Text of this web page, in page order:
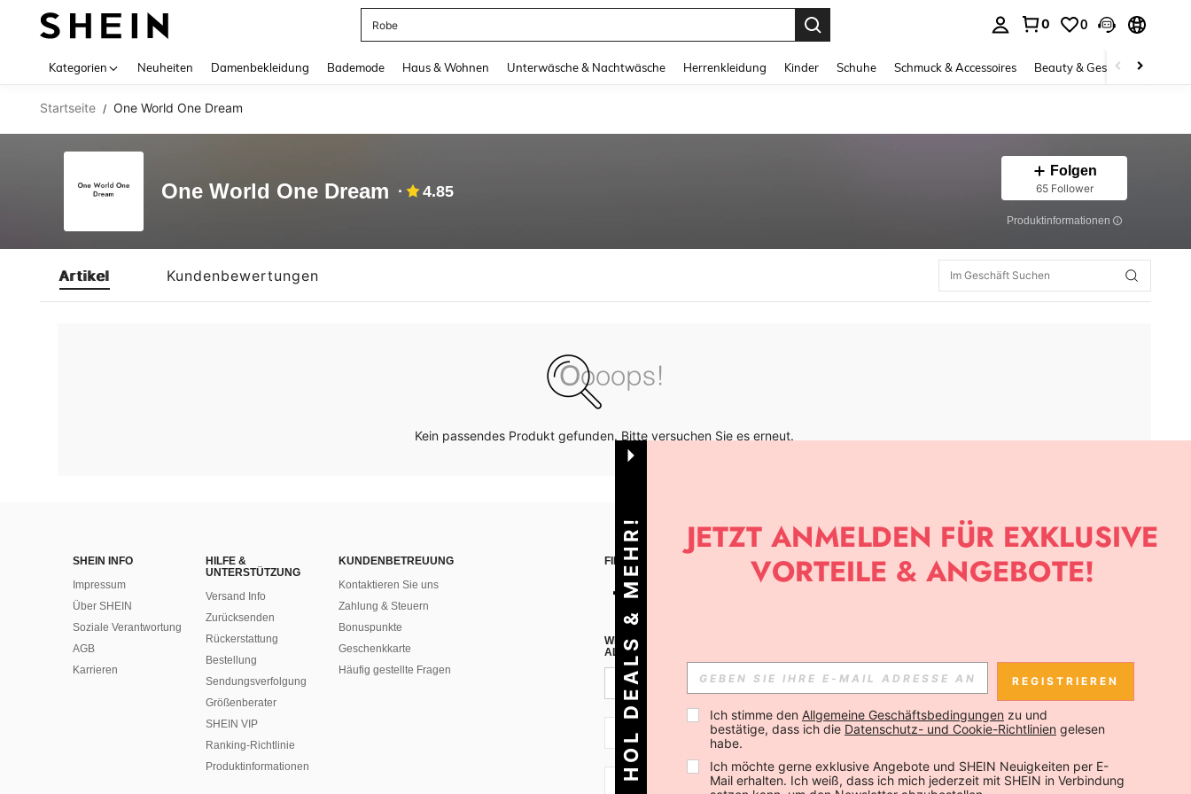
Robe
0 0
Kategorien Neuheiten Damenbekleidung Bademode Haus & Wohnen Unterwäsche & Nachtwäsche Herrenkleidung Kinder Schuhe Schmuck & Accessoires Beauty & Gesundheit
Startseite / One World One Dream
One World One Dream 4.85
Folgen
65 Follower
Produktinformationen
Artikel Kundenbewertungen
Kein passendes Produkt gefunden. Bitte versuchen Sie es erneut.
SHEIN INFO
Impressum
Über SHEIN
Soziale Verantwortung
AGB
Karrieren
HILFE &
UNTERSTÜTZUNG
Versand Info
Zurücksenden
Rückerstattung
Bestellung
Sendungsverfolgung
Größenberater
SHEIN VIP
Ranking-Richtlinie
​Produktinformationen
KUNDENBETREUUNG
Kontaktieren Sie uns
Zahlung & Steuern
Bonuspunkte
Geschenkkarte
Häufig gestellte Fragen
FINDEN SIE UNS AUF APP
WENN DU DICH FÜR UNSEREN NEWSLETTER ANMELDEST, KANNST DU DIE NEUESTEN TRENDS VOR
ALLEN ANDEREN ERFAHREN (DU KANNST DICH JEDERZEIT ABMELDEN).
Abonnieren
CH + 41 Abonnieren
CH + 41 Abonnieren
HOL DEALS & MEHR! REGISTRIEREN
Ich stimme den Allgemeine Geschäftsbedingungen zu und
bestätige, dass ich die Datenschutz- und Cookie-Richtlinien gelesen
habe.
Ich möchte gerne exklusive Angebote und SHEIN Neuigkeiten per E-
Mail erhalten. Ich weiß, dass ich mich jederzeit mit SHEIN in Verbindung